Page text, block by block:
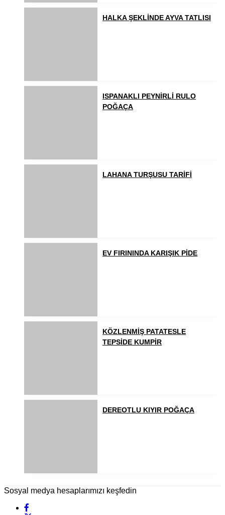
HALKA ŞEKLİNDE AYVA TATLISI
ISPANAKLI PEYNİRLİ RULO
POĞAÇA
LAHANA TURŞUSU TARİFİ
EV FIRININDA KARIŞIK PİDE
KÖZLENMİŞ PATATESLE
TEPSİDE KUMPİR
DEREOTLU KIYIR POĞAÇA
Sosyal medya hesaplarımızı keşfedin